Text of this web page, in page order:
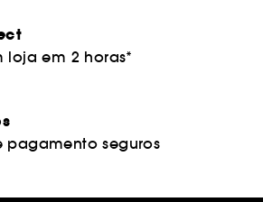
loja em 2 horas*
pagamento seguros